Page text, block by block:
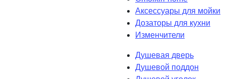
Аксессуары для мойки
Дозаторы для кухни
Изменчители
Душевая дверь
Душевой поддон